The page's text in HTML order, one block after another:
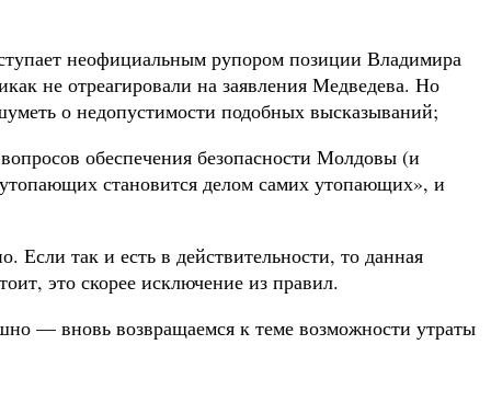
неофициальным рупором позиции Владимира
не отреагировали на заявления Медведева. Но
о недопустимости подобных высказываний;
обеспечения безопасности Молдовы (и
становится делом самих утопающих», и
так и есть в действительности, то данная
это скорее исключение из правил.
— вновь возвращаемся к теме возможности утраты